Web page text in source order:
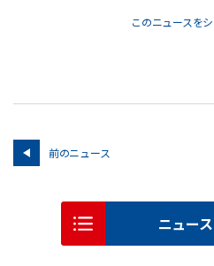
このニュースを
前のニュース
ニュー